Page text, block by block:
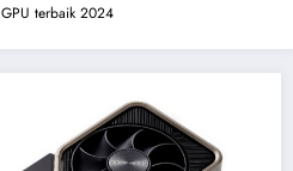
GPU terbaik 2024